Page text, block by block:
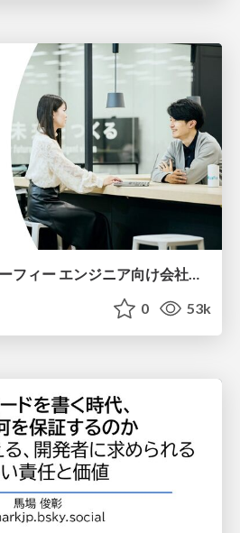
【５分でわかる】セーフィー エンジニア向け会社紹介
0 53k